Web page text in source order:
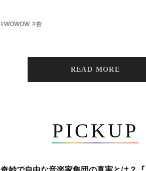
#WOWOW #杏
READ MORE
PICKUP